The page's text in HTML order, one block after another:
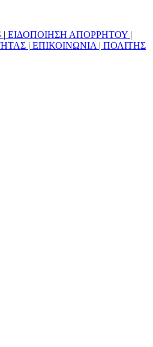
| ΕΙΔΟΠΟΙΗΣΗ ΑΠΟΡΡΗΤΟΥ |
| ΕΠΙΚΟΙΝΩΝΙΑ | ΠΟΛΙΤΗΣ